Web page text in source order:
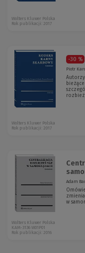
Wolters Kluwer Polska
Rok publikacji: 2017
-30 %
Piotr
Wolters Kluwer Polska
Rok publikacji: 2017
Adam
w
Wolters Kluwer Polska
KAM-3136 W01P01
Rok publikacji: 2016